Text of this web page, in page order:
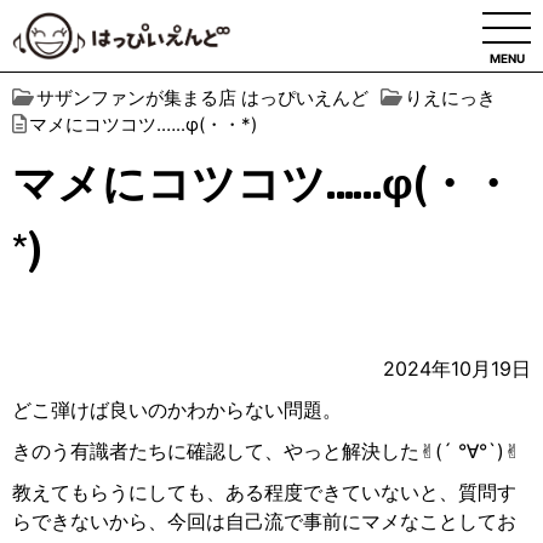
MENU
サザンファンが集まる店 はっぴいえんど
りえにっき
マメにコツコツ.…..φ(・・*)
マメにコツコツ.…..φ(・・
*)
2024年10月19日
どこ弾けば良いのかわからない問題。
きのう有識者たちに確認して、やっと解決した✌︎︎(´ °∀︎°`)✌︎︎
教えてもらうにしても、ある程度できていないと、質問す
らできないから、今回は自己流で事前にマメなことしてお